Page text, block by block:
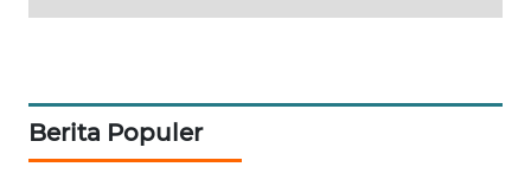
Berita Populer
TAMBANG
NEWS